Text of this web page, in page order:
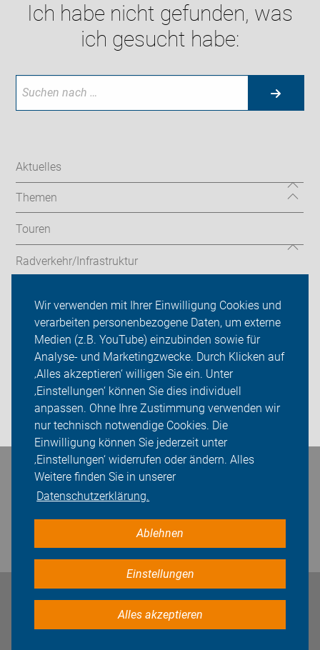
Wir verwenden mit Ihrer Einwilligung Cookies und
verarbeiten personenbezogene Daten, um externe
Medien (z.B. YouTube) einzubinden sowie für
Analyse- und Marketingzwecke. Durch Klicken auf
‚Alles akzeptieren‘ willigen Sie ein. Unter
‚Einstellungen‘ können Sie dies individuell
anpassen. Ohne Ihre Zustimmung verwenden wir
nur technisch notwendige Cookies. Die
Einwilligung können Sie jederzeit unter
‚Einstellungen‘ widerrufen oder ändern. Alles
Weitere finden Sie in unserer
Datenschutzerklärung.
Ablehnen
Einstellungen
Alles akzeptieren
Ich habe nicht gefunden, was
ich gesucht habe:
Aktuelles
Themen
Touren
Radverkehr/Infrastruktur
ADFC Haan
Sei dabei
Presse
Login
Bleiben Sie in Kontakt